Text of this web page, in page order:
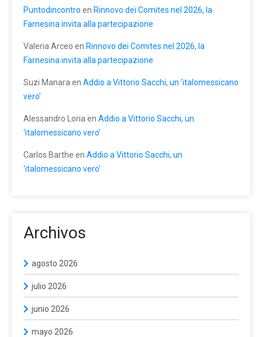
Puntodincontro en Rinnovo dei Comites nel 2026, la
Farnesina invita alla partecipazione
Valeria Arceo en Rinnovo dei Comites nel 2026, la
Farnesina invita alla partecipazione
Suzi Manara en Addio a Vittorio Sacchi, un ‘italomessicano
vero’
Alessandro Loria en Addio a Vittorio Sacchi, un
‘italomessicano vero’
Carlos Barthe en Addio a Vittorio Sacchi, un
‘italomessicano vero’
Archivos
agosto 2026
julio 2026
junio 2026
mayo 2026